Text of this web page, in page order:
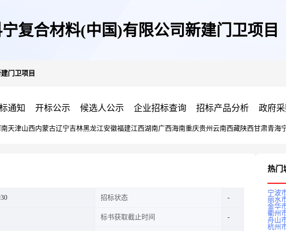
复合材料(中国)有限公司新建门卫项目
门卫项目
通知 开标公示 候选人公示 企业招标查询 招标产品分析 政府
天津山西内蒙古辽宁吉林黑龙江安徽福建江西湖南广西海南重庆贵州 云南西藏陕西甘肃青海
招标状态
标书获取截止时间
热门
宁波
丽水
金华
衢州
舟山
杭州